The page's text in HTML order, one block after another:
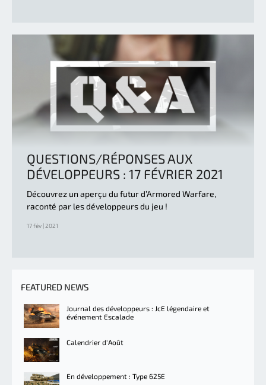
QUESTIONS/RÉPONSES AUX
DÉVELOPPEURS : 17 FÉVRIER 2021
Découvrez un aperçu du futur d’Armored Warfare,
raconté par les développeurs du jeu !
17 fév | 2021
FEATURED NEWS
Journal des développeurs : JcE légendaire et
événement Escalade
Calendrier d'Août
En développement : Type 625E